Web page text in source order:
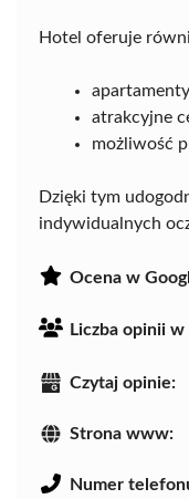
Hotel oferuje
atrakcyjne
możliwość
Dzięki tym
indywidualnych
Ocena w
Liczba opinii w
Czytaj opinie:
Strona www:
Numer